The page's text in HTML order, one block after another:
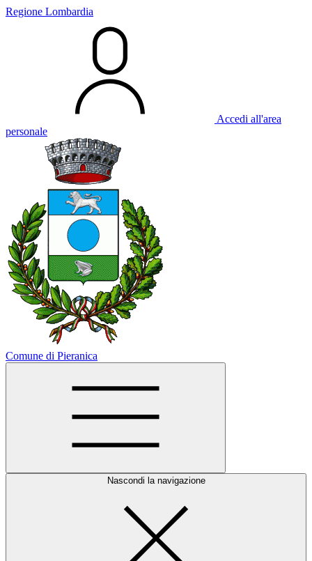
Regione Lombardia
Accedi all'area
personale
Comune di Pieranica
Nascondi la navigazione